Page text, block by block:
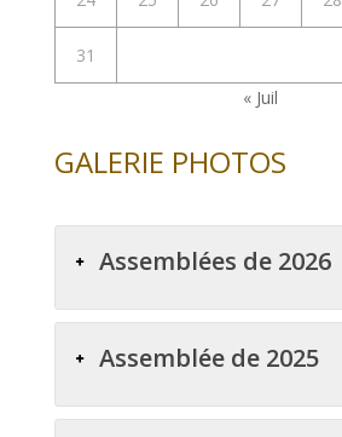
31
« Juil
GALERIE PHOTOS
Assemblées de 2026
Assemblée de 2025